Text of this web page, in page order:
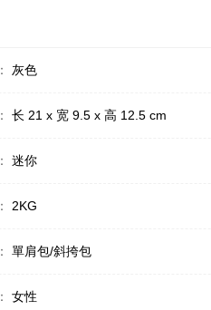
： 灰色
： 长 21 x 宽 9.5 x 高 12.5 cm
： 迷你
： 2KG
： 單肩包/斜挎包
： 女性